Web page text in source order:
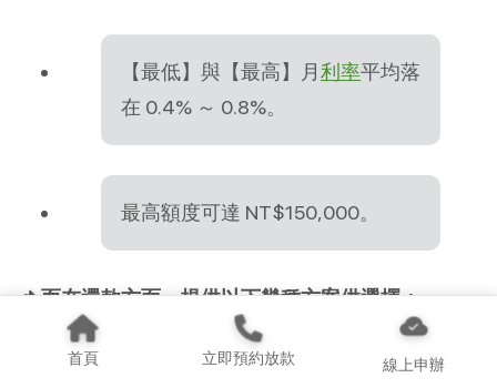
首頁 立即預約放款 線上申辦
【最低】與【最高】月利率平均落
在 0.4% ～ 0.8%。
最高額度可達 NT$150,000。
📌 而在還款方面，提供以下幾種方案供選擇：